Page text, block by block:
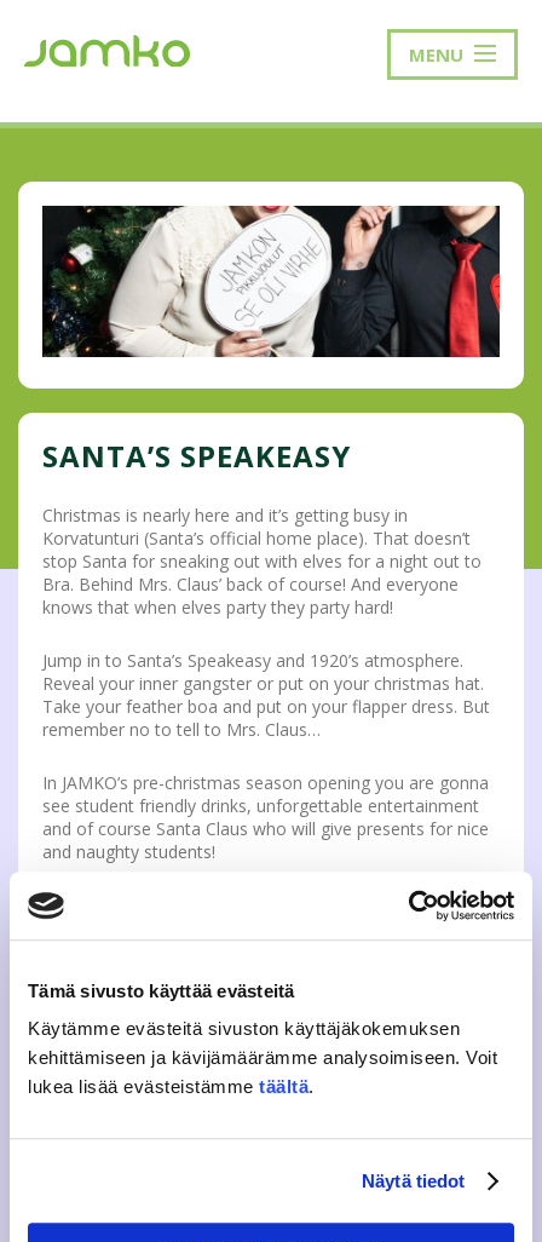
Tämä sivusto käyttää evästeitä
Käytämme evästeitä sivuston käyttäjäkokemuksen
kehittämiseen ja kävijämäärämme analysoimiseen. Voit
lukea lisää evästeistämme täältä.
Näytä tiedot
MENU
SANTA’S SPEAKEASY
Christmas is nearly here and it’s getting busy in
Korvatunturi (Santa’s official home place). That doesn’t
stop Santa for sneaking out with elves for a night out to
Bra. Behind Mrs. Claus’ back of course! And everyone
knows that when elves party they party hard!
Jump in to Santa’s Speakeasy and 1920’s atmosphere.
Reveal your inner gangster or put on your christmas hat.
Take your feather boa and put on your flapper dress. But
remember no to tell to Mrs. Claus…
In JAMKO’s pre-christmas season opening you are gonna
see student friendly drinks, unforgettable entertainment
and of course Santa Claus who will give presents for nice
and naughty students!
PRE-TICKETS: From JAMKO’s office, JAMKO Café and
ticket sales from campus’. 3€ with JAMKO’s student card
Pre-tickets to this party available also from
campuses.Ticket sale is open around noon. Cash only.
Tickets also from JAMKO’s office and JAMKO Café as
Wednesdays 4.11. ja 11.11.